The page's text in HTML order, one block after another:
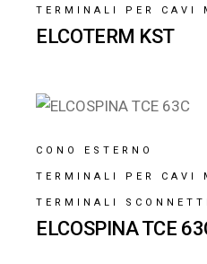
TERMINALI PER CAVI
ELCOTERM KST
CONO ESTERNO
TERMINALI PER CAVI
TERMINALI
ELCOSPINA TCE